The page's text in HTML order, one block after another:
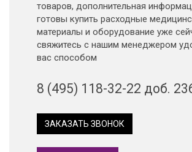
товаров, дополнительная
готовы купить расходные
материалы и оборудование уже
свяжитесь с нашим менеджером
вас способом
8 (495) 118-32-22 доб.
ЗАКАЗАТЬ ЗВОНОК